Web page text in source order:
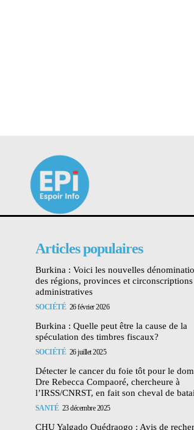
Articles populaires
Burkina : Voici les nouvelles
des régions, provinces et circonscriptions
administratives
SOCIÉTÉ 26 février 2026
Burkina : Quelle peut être la cause de la
spéculation des timbres fiscaux?
SOCIÉTÉ 26 juillet 2025
Détecter le cancer du foie tôt pour le
Dre Rebecca Compaoré, chercheure à
l’IRSS/CNRST, en fait son cheval de
SANTÉ 23 décembre 2025
CHU Yalgado Ouédraogo : Avis de